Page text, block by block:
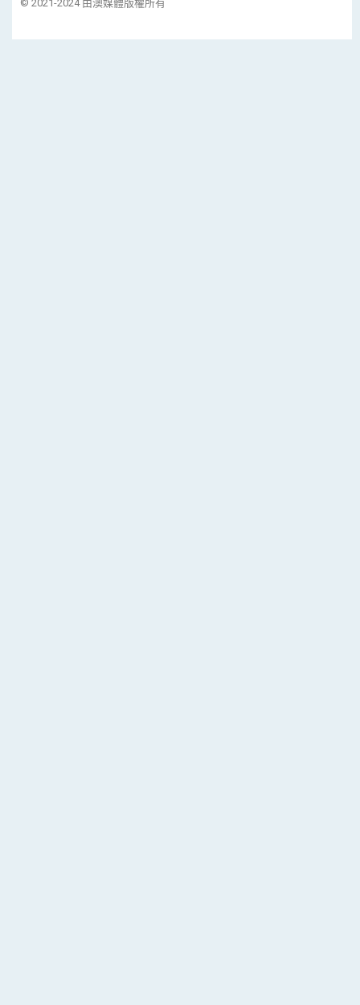
© 2021-2024 由澳媒體版權所有